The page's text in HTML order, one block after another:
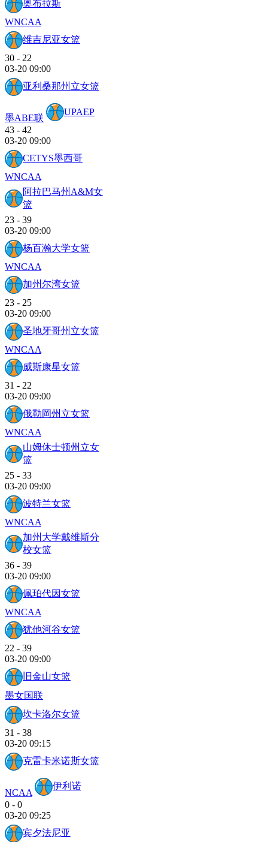
奥布拉斯
WNCAA
维吉尼亚女篮
30 - 22
03-20 09:00
亚利桑那州立女篮
墨ABE联
UPAEP
43 - 42
03-20 09:00
CETYS墨西哥
WNCAA
阿拉巴马州A&M女
篮
23 - 39
03-20 09:00
杨百瀚大学女篮
WNCAA
加州尔湾女篮
23 - 25
03-20 09:00
圣地牙哥州立女篮
WNCAA
威斯康星女篮
31 - 22
03-20 09:00
俄勒岡州立女篮
WNCAA
山姆休士顿州立女
篮
25 - 33
03-20 09:00
波特兰女篮
WNCAA
加州大学戴维斯分
校女篮
36 - 39
03-20 09:00
佩珀代因女篮
WNCAA
犹他河谷女篮
22 - 39
03-20 09:00
旧金山女篮
墨女国联
坎卡洛尔女篮
31 - 38
03-20 09:15
克雷卡米诺斯女篮
NCAA
伊利诺
0 - 0
03-20 09:25
宾夕法尼亚